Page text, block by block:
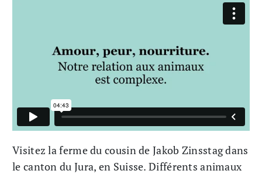
Visitez la ferme du cousin de Jakob Zinsstag dans
le canton du Jura, en Suisse. Différents animaux